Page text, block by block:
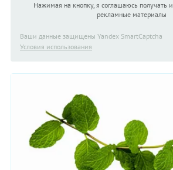
Нажимая на кнопку, я соглашаюсь получать
рекламные материалы
Ваши данные защищены Yandex SmartCaptcha
Условия использования